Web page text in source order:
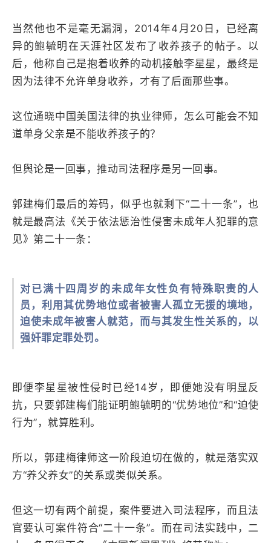
当然他也不是毫无漏洞，2014年4月20日，已经离
异的鲍毓明在天涯社区发布了收养孩子的帖子。以
后，他称自己是抱着收养的动机接触李星星，最终是
因为法律不允许单身收养，才有了后面那些事。
这位通晓中国美国法律的执业律师，怎么可能会不知
道单身父亲是不能收养孩子的？
但舆论是一回事，推动司法程序是另一回事。
郭建梅们最后的筹码，似乎也就剩下“二十一条”，也
就是最高法《关于依法惩治性侵害未成年人犯罪的意
见》第二十一条：
对已满十四周岁的未成年女性负有特殊职责的人
员，利用其优势地位或者被害人孤立无援的境地，
迫使未成年被害人就范，而与其发生性关系的，以
强奸罪定罪处罚。
即便李星星被性侵时已经14岁，即便她没有明显反
抗，只要郭建梅们能证明鲍毓明的“优势地位”和“迫使
行为”，就算胜利。
所以，郭建梅律师这一阶段迫切在做的，就是落实双
方“养父养女”的关系或类似关系。
但这一切有两个前提，案件要进入司法程序，而且法
官要认可案件符合“二十一条”。而在司法实践中，二